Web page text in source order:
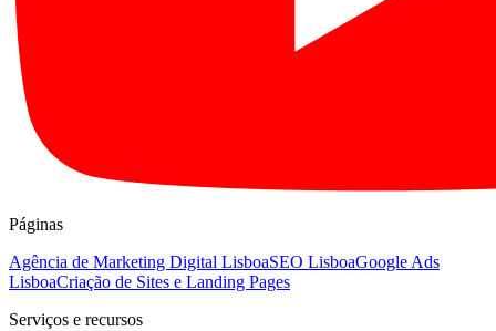
Páginas
Agência de Marketing Digital LisboaSEO LisboaGoogle Ads
LisboaCriação de Sites e Landing Pages
Serviços e recursos